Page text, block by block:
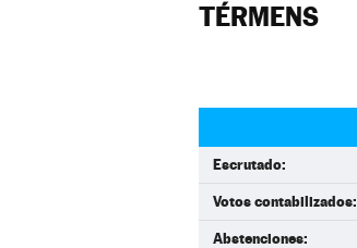
TÉRMENS
Escrutado:
Votos contabilizados:
Abstenciones: